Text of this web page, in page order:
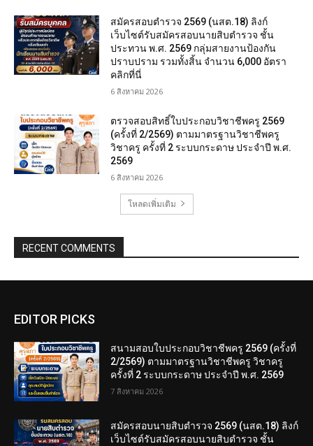
สมัครสอบตํารวจ 2569 (นสต.18) ลิงก์
เว็บไซต์รับสมัครสอบนายสิบตำรวจ ชั้น
ประทวน พ.ศ. 2569 กลุ่มสายงานป้องกัน
ปราบปราม รวมทั้งสิ้น จำนวน 6,000 อัตรา
คลิกที่นี่
6 สิงหาคม 2026
ตรวจสอบสิทธิ์ใบประกอบวิชาชีพครู 2569
(ครั้งที่ 2/2569) ตามมาตรฐานวิชาชีพครู
วิชาครู ครั้งที่ 2 ระบบกระดาษ ประจำปี พ.ศ.
2569
6 สิงหาคม 2026
โหลดเพิ่มเติม
RECENT COMMENTS
EDITOR PICKS
สนามสอบใบประกอบวิชาชีพครู 2569 (ครั้งที่
2/2569) ตามมาตรฐานวิชาชีพครู วิชาครู
ครั้งที่ 2 ระบบกระดาษ ประจำปี พ.ศ. 2569
7 สิงหาคม 2026
สมัครสอบนายสิบตำรวจ 2569 (นสต.18) ลิงก์
เว็บไซต์รับสมัครสอบนายสิบตำรวจ ชั้น